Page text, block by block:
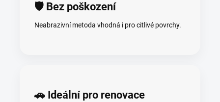
🛡️ Bez poškození
Neabrazivní metoda vhodná i pro citlivé povrchy.
🚗 Ideální pro renovace